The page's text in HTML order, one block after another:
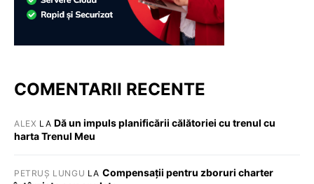
COMENTARII RECENTE
ALEX LA Dă un impuls planificării călătoriei cu trenul cu
harta Trenul Meu
PETRUȘ LUNGU LA Compensații pentru zboruri charter